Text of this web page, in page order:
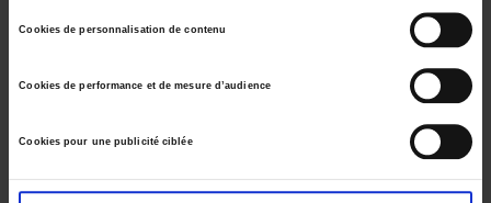
Cookies de personnalisation de contenu
Cookies de performance et de mesure d’audience
Cookies pour une publicité ciblée
membres de votre famille, de la naissance à l’adulte,
pour vous faire plaisir.